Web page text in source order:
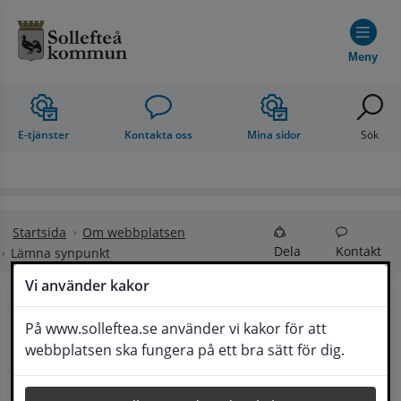
Vi använder kakor
På www.solleftea.se använder vi kakor för att
webbplatsen ska fungera på ett bra sätt för dig.
Meny
E-tjänster Kontakta oss Mina sidor Sök
Startsida
Om webbplatsen
Lämna synpunkt
Dela Kontakt
Lämna synpunkt
Här kan du lämna synpunkter, förslag och